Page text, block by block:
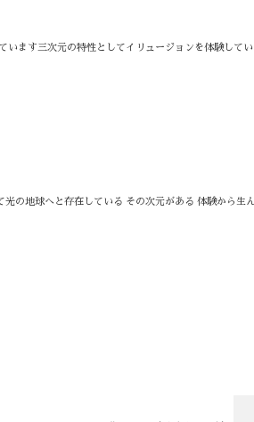
ます⁡⁡三次元の特性としてイリュージョンを体験して
の地球へと存在している その次元がある 体験から生